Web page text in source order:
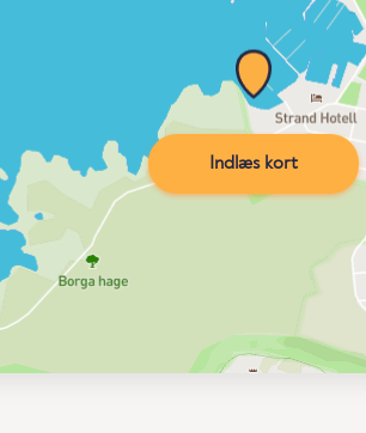
Indlæs kort